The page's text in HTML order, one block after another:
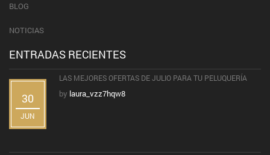
BLOG
NOTICIAS
ENTRADAS RECIENTES
30
JUN
LAS MEJORES OFERTAS DE JULIO PARA TU PELUQUERÍA
by laura_vzz7hqw8